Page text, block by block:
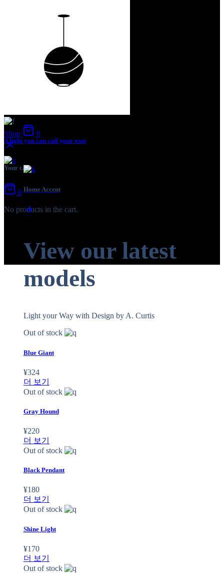
설치형 전광판
매쉬형 전광판
제품별 활용사례
견적 및 제휴 문의
제품 견적문의
제휴문의
Shop 0
Your cart
0
No products in the cart.
A light you can call your own
Home Accent
View our latest
models
Light your Way with Design by A. Curtis
Out of stock
Blue Giant
¥324
더 보기
Out of stock
Gray Hound
¥220
더 보기
Out of stock
Black Pendant
¥180
더 보기
Out of stock
Shine Light
¥170
더 보기
Out of stock